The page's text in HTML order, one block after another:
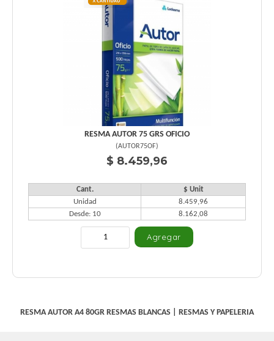
RESMA AUTOR 75 GRS OFICIO
(AUTOR75OF)
$ 8.459,96
Cant.
$ Unit
Unidad
8.459,96
Desde: 10
8.162,08
RESMA AUTOR A4 80GR RESMAS BLANCAS RESMAS Y PAPELERIA